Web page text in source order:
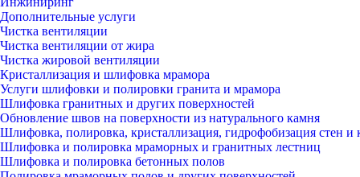
Дополнительные услуги
Чистка вентиляции
Чистка вентиляции от жира
Чистка жировой вентиляции
Кристаллизация и шлифовка мрамора
Услуги шлифовки и полировки гранита и мрамора
Шлифовка гранитных и других поверхностей
Обновление швов на поверхности из натурального камня
Шлифовка, полировка, кристаллизация, гидрофобизация стен и
Шлифовка и полировка мраморных и гранитных лестниц
Шлифовка и полировка бетонных полов